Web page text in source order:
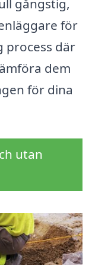
gångstig,
för
process där
dem
för dina
utan